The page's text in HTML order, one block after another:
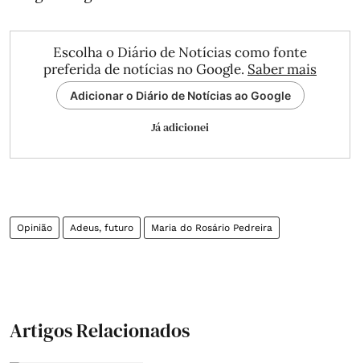
Escolha o Diário de Notícias como fonte
preferida de notícias no Google. Saber mais
Adicionar o Diário de Notícias ao Google
Já adicionei
Opinião Adeus, futuro Maria do Rosário Pedreira
Artigos Relacionados